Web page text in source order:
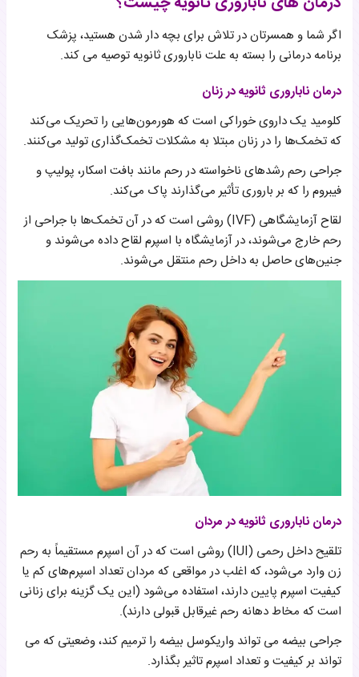
اگر شما و همسرتان در تلاش برای بچه دار شدن هستید، پزشک
برنامه درمانی را بسته به علت ناباروری ثانویه توصیه می کند.
درمان ناباروری ثانویه در زنان
کلومید یک داروی خوراکی است که هورمون‌هایی را تحریک می‌کند
که تخمک‌ها را در زنان مبتلا به مشکلات تخمک‌گذاری تولید می‌کنند.
جراحی رحم رشدهای ناخواسته در رحم مانند بافت اسکار، پولیپ و
فیبروم را که بر باروری تأثیر می‌گذارند پاک می‌کند.
لقاح آزمایشگاهی (IVF) روشی است که در آن تخمک‌ها با جراحی از
رحم خارج می‌شوند، در آزمایشگاه با اسپرم لقاح داده می‌شوند و
جنین‌های حاصل به داخل رحم منتقل می‌شوند.
درمان ناباروری ثانویه در مردان
تلقیح داخل رحمی (IUI) روشی است که در آن اسپرم مستقیماً به رحم
زن وارد می‌شود، که اغلب در مواقعی که مردان تعداد اسپرم‌های کم یا
کیفیت اسپرم پایین دارند، استفاده می‌شود (این یک گزینه برای زنانی
است که مخاط دهانه رحم غیرقابل قبولی دارند).
جراحی بیضه می تواند واریکوسل بیضه را ترمیم کند، وضعیتی که می
تواند بر کیفیت و تعداد اسپرم تاثیر بگذارد.